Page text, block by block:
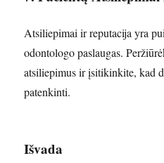
Atsiliepimai ir reputacija yra
odontologo paslaugas.
atsiliepimus ir įsitikinkite, kad
patenkinti.
Išvada